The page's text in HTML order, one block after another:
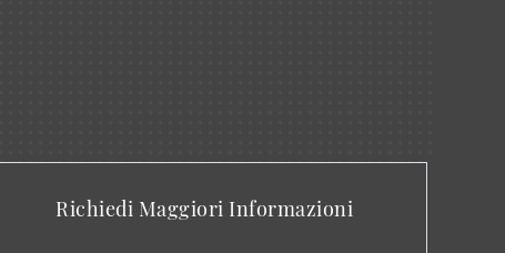
Richiedi Maggiori Informazioni